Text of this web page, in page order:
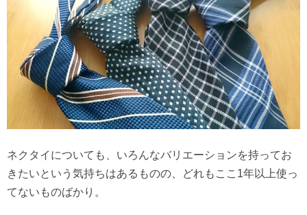
ネクタイについても、いろんなバリエーションを持ってお
きたいという気持ちはあるものの、どれもここ1年以上使っ
てないものばかり。